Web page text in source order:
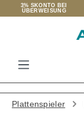
3% SKONTO BEI
ÜBERWEISUNG
Plattenspieler